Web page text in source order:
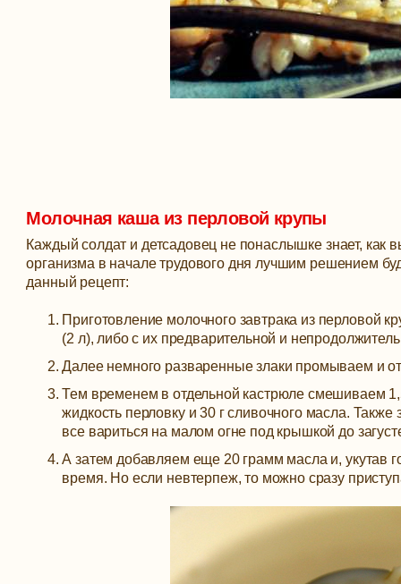
Молочная каша из перловой крупы
Каждый солдат и детсадовец не понаслышке знает, как
организма в начале трудового дня лучшим решением
данный рецепт:
Приготовление молочного завтрака из перловой
(2 л), либо с их предварительной и
Далее немного разваренные злаки промываем и
Тем временем в отдельной кастрюле смешиваем
жидкость перловку и 30 г сливочного масла.
все вариться на малом огне под крышкой до
А затем добавляем еще 20 грамм масла и, укутав
время. Но если невтерпеж, то можно сразу